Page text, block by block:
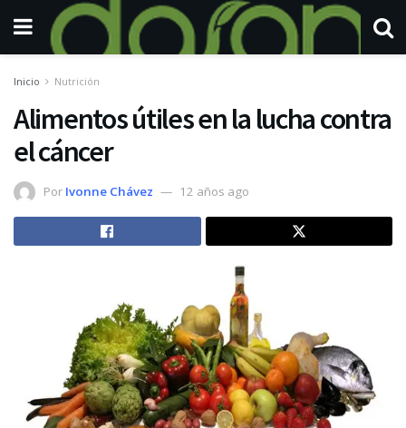
Inicio Nutrición
Alimentos útiles en la lucha contra
el cáncer
Por Ivonne Chávez 12 años ago